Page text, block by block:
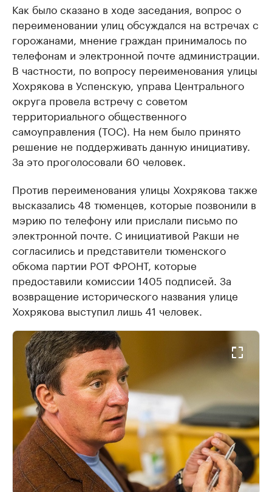
Как было сказано в ходе заседания, вопрос о
переименовании улиц обсуждался на встречах с
горожанами, мнение граждан принималось по
телефонам и электронной почте администрации.
В частности, по вопросу переименования улицы
Хохрякова в Успенскую, управа Центрального
округа провела встречу с советом
территориального общественного
самоуправления (ТОС). На нем было принято
решение не поддерживать данную инициативу.
За это проголосовали 60 человек.
Против переименования улицы Хохрякова также
высказались 48 тюменцев, которые позвонили в
мэрию ​по телефону или прислали письмо по
электронной почте. С инициативой Ракши не
согласились и представители тюменского
обкома партии РОТ ФРОНТ, которые
предоставили комиссии 1405 подписей. За
возвращение исторического названия улице
Хохрякова выступил лишь 41 человек.